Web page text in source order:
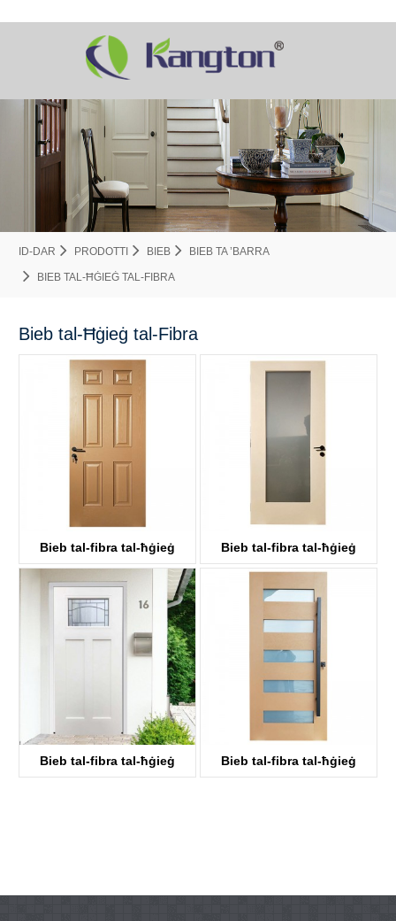
ID-DAR PRODOTTI BIEB BIEB TA ’BARRA
BIEB TAL-ĦĠIEĠ TAL-FIBRA
Bieb tal-Ħġieġ tal-Fibra
Bieb tal-fibra tal-ħġieġ
KDF06
Bieb tal-fibra tal-ħġieġ
Bieb tal-fibra tal-ħġieġ Bieb tal-fibra tal-ħġieġ